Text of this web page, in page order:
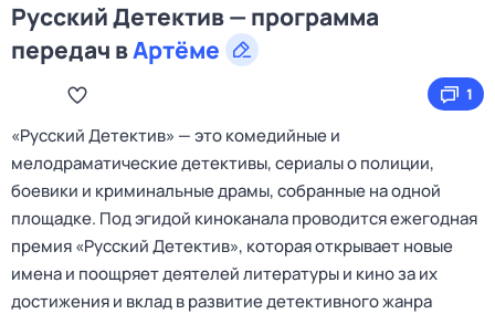
Русский Детектив — программа
передач вАртёме
1
«Русский Детектив» — это комедийные и
мелодраматические детективы, сериалы о полиции,
боевики и криминальные драмы, собранные на одной
площадке. Под эгидой киноканала проводится ежегодная
премия «Русский Детектив», которая открывает новые
имена и поощряет деятелей литературы и кино за их
достижения и вклад в развитие детективного жанра